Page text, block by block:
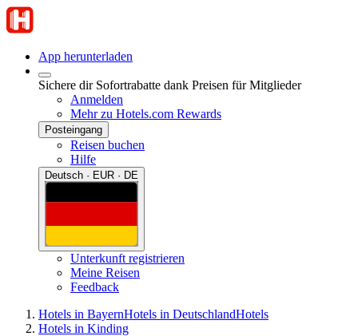
App herunterladen
Sichere dir Sofortrabatte dank Preisen für Mitglieder
Anmelden
Mehr zu Hotels.com Rewards
Posteingang
Reisen buchen
Hilfe
Deutsch · EUR · DE
Unterkunft registrieren
Meine Reisen
Feedback
Hotels in BayernHotels in DeutschlandHotels
Hotels in Kinding